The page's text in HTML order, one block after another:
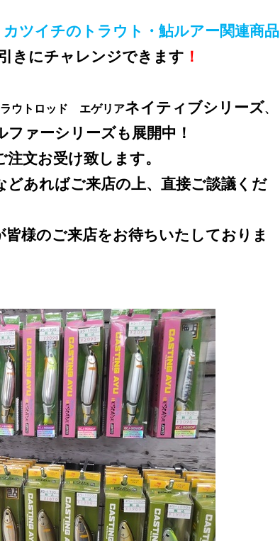
ツイチのトラウト・鮎ルアー関連商品
きにチャレンジできます ！
ウトロッド エゲリアネイティブシリーズ、
ファーシリーズも展開中！
文お受け致します。
あればご来店の上、直接ご談議くだ
様のご来店をお待ちいたしておりま